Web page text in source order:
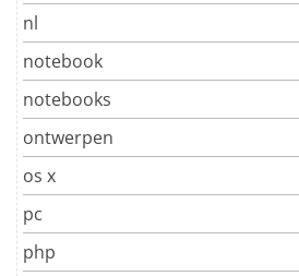
nl
notebook
notebooks
ontwerpen
os x
pc
php